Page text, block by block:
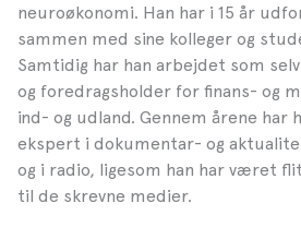
neuroøkonomi. Han har i 15 år
sammen med sine kolleger og
Samtidig har han arbejdet som
og foredragsholder for finans- og
ind- og udland. Gennem årene har
ekspert i dokumentar- og
og i radio, ligesom han har været
til de skrevne medier.